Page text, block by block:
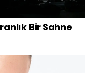
Bir Sahne